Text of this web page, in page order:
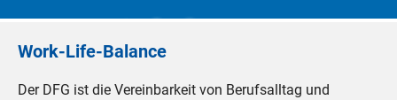
Work-Life-Balance
Der DFG ist die Vereinbarkeit von Berufsalltag und